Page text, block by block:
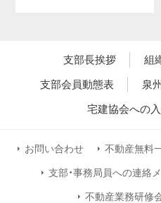
支部長挨拶
組
支部会員動態表
泉
宅建協会への
お問い合わせ 不動産無料
支部・事務局員への連絡
不動産業務研修